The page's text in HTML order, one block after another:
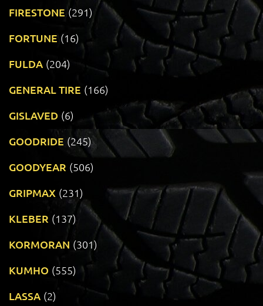
FIRESTONE (291)
FORTUNE (16)
FULDA (204)
GENERAL TIRE (166)
GISLAVED (6)
GOODRIDE (245)
GOODYEAR (506)
GRIPMAX (231)
KLEBER (137)
KORMORAN (301)
KUMHO (555)
LASSA (2)